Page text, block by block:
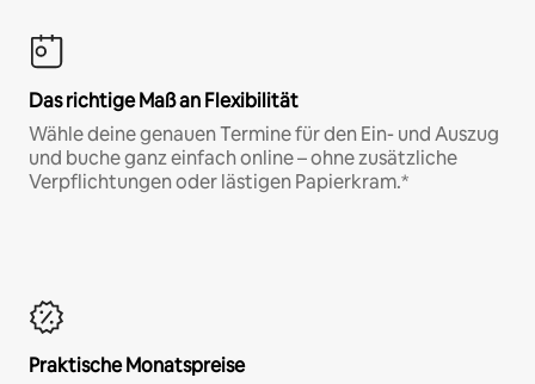
Das richtige Maß an Flexibilität
Wähle deine genauen Termine für den Ein- und Auszug
und buche ganz einfach online – ohne zusätzliche
Verpflichtungen oder lästigen Papierkram.*
Praktische Monatspreise